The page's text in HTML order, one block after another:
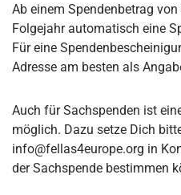
Ab einem Spendenbetrag
Folgejahr automatisch eine
Für eine
Adresse am besten als
Auch für Sachspenden ist
möglich. Dazu setze Dich
info@fellas4europe.org in
der Sachspende bestimmen